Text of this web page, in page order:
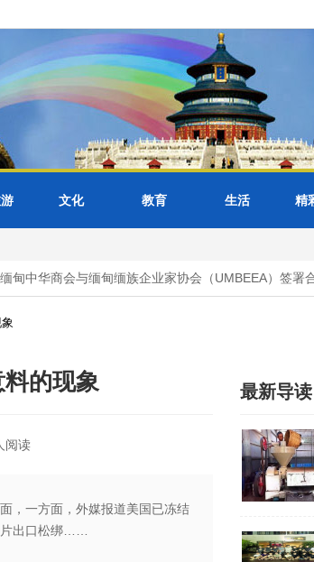
文化 教育 生活 精
中华商会与缅甸缅族企业家协会（UMBEEA）签署合
的现象
阅读
，一方面，外媒报道美国已冻结
出口松绑……
最新导读